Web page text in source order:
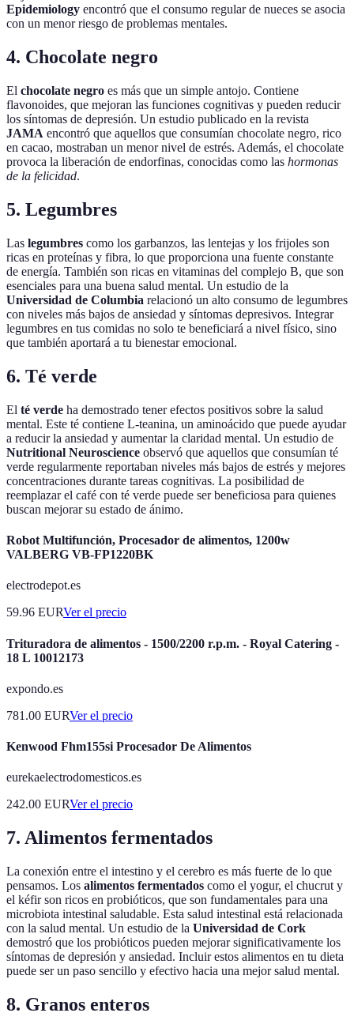
Epidemiology encontró que el consumo regular de nueces se asocia
con un menor riesgo de problemas mentales.
4. Chocolate negro
El chocolate negro es más que un simple antojo. Contiene
flavonoides, que mejoran las funciones cognitivas y pueden reducir
los síntomas de depresión. Un estudio publicado en la revista
JAMA encontró que aquellos que consumían chocolate negro, rico
en cacao, mostraban un menor nivel de estrés. Además, el chocolate
provoca la liberación de endorfinas, conocidas como las hormonas
de la felicidad.
5. Legumbres
Las legumbres como los garbanzos, las lentejas y los frijoles son
ricas en proteínas y fibra, lo que proporciona una fuente constante
de energía. También son ricas en vitaminas del complejo B, que son
esenciales para una buena salud mental. Un estudio de la
Universidad de Columbia relacionó un alto consumo de legumbres
con niveles más bajos de ansiedad y síntomas depresivos. Integrar
legumbres en tus comidas no solo te beneficiará a nivel físico, sino
que también aportará a tu bienestar emocional.
6. Té verde
El té verde ha demostrado tener efectos positivos sobre la salud
mental. Este té contiene L-teanina, un aminoácido que puede ayudar
a reducir la ansiedad y aumentar la claridad mental. Un estudio de
Nutritional Neuroscience observó que aquellos que consumían té
verde regularmente reportaban niveles más bajos de estrés y mejores
concentraciones durante tareas cognitivas. La posibilidad de
reemplazar el café con té verde puede ser beneficiosa para quienes
buscan mejorar su estado de ánimo.
Robot Multifunción, Procesador de alimentos, 1200w
VALBERG VB-FP1220BK
electrodepot.es
59.96 EURVer el precio
Trituradora de alimentos - 1500/2200 r.p.m. - Royal Catering -
18 L 10012173
expondo.es
781.00 EURVer el precio
Kenwood Fhm155si Procesador De Alimentos
eurekaelectrodomesticos.es
242.00 EURVer el precio
7. Alimentos fermentados
La conexión entre el intestino y el cerebro es más fuerte de lo que
pensamos. Los alimentos fermentados como el yogur, el chucrut y
el kéfir son ricos en probióticos, que son fundamentales para una
microbiota intestinal saludable. Esta salud intestinal está relacionada
con la salud mental. Un estudio de la Universidad de Cork
demostró que los probióticos pueden mejorar significativamente los
síntomas de depresión y ansiedad. Incluir estos alimentos en tu dieta
puede ser un paso sencillo y efectivo hacia una mejor salud mental.
8. Granos enteros